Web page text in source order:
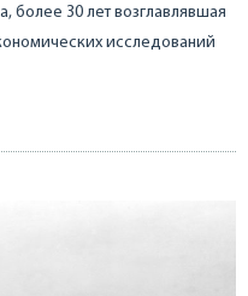
более 30 лет возглавлявшая
исследований